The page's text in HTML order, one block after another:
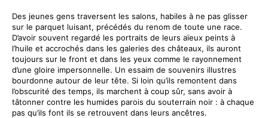
Des jeunes gens traversent les salons, habiles à ne pas glisser
sur le parquet luisant, précédés du renom de toute une race.
D’avoir souvent regardé les portraits de leurs aïeux peints à
l’huile et accrochés dans les galeries des châteaux, ils auront
toujours sur le front et dans les yeux comme le rayonnement
d’une gloire impersonnelle. Un essaim de souvenirs illustres
bourdonne autour de leur tête. Si loin qu’ils remontent dans
l’obscurité des temps, ils marchent à coup sûr, sans avoir à
tâtonner contre les humides parois du souterrain noir : à chaque
pas qu’ils font ils se retrouvent dans leurs ancêtres.